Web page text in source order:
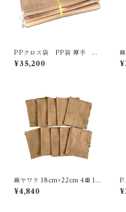
PPクロス袋 PP袋 厚手 62
cm×102cm ひもなし ベー
ジュ 200枚入り
¥35,200
麻
麻ヤワラ 18cm×22cm 4重 10
枚入り
¥4,840